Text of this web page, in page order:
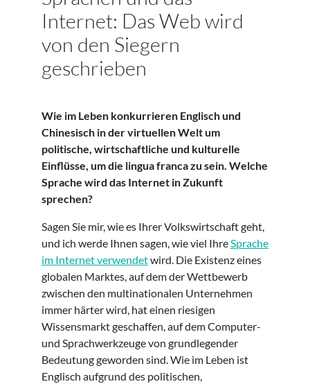
Internet: Das Web wird
von den Siegern
geschrieben
Wie im Leben konkurrieren Englisch und
Chinesisch in der virtuellen Welt um
politische, wirtschaftliche und kulturelle
Einflüsse, um die lingua franca zu sein. Welche
Sprache wird das Internet in Zukunft
sprechen?
Sagen Sie mir, wie es Ihrer Volkswirtschaft geht,
und ich werde Ihnen sagen, wie viel IhreSprache
im Internet verwendetwird. Die Existenz eines
globalen Marktes, auf dem der Wettbewerb
zwischen den multinationalen Unternehmen
immer härter wird, hat einen riesigen
Wissensmarkt geschaffen, auf dem Computer-
und Sprachwerkzeuge von grundlegender
Bedeutung geworden sind. Wie im Leben ist
Englisch aufgrund des politischen,